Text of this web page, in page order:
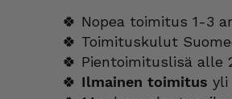
🍀 Nopea toimitus 1-3
🍀 Toimituskulut
🍀 Pientoimituslisä alle
🍀 Ilmainen toimitus yli